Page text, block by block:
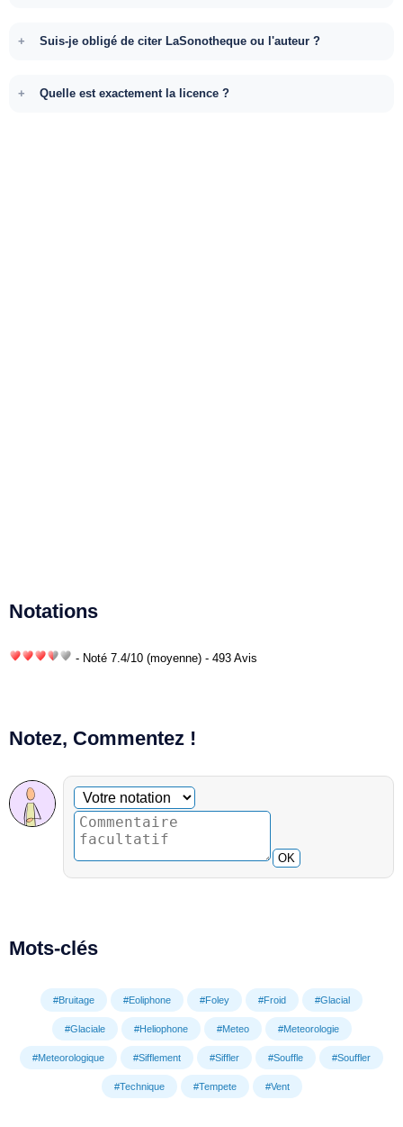
Suis-je obligé de citer LaSonotheque ou l'auteur ?
Quelle est exactement la licence ?
Notations
- Noté 7.4/10 (moyenne) - 493 Avis
Notez, Commentez !
Commentaire facultatif
Votre notation
OK
Mots-clés
#Bruitage #Eoliphone #Foley #Froid #Glacial
#Glaciale #Heliophone #Meteo #Meteorologie
#Meteorologique #Sifflement #Siffler #Souffle #Souffler
#Technique #Tempete #Vent